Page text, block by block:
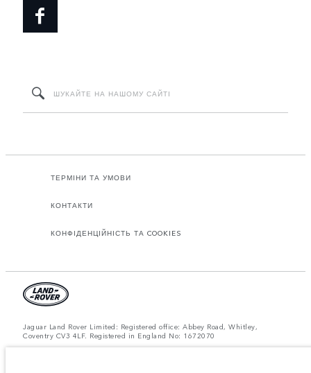
ТЕРМІНИ ТА УМОВИ
КОНТАКТИ
КОНФІДЕНЦІЙНІСТЬ ТА COOKIES
Jaguar Land Rover Limited: Registered office: Abbey Road, Whitley,
Coventry CV3 4LF. Registered in England No: 1672070